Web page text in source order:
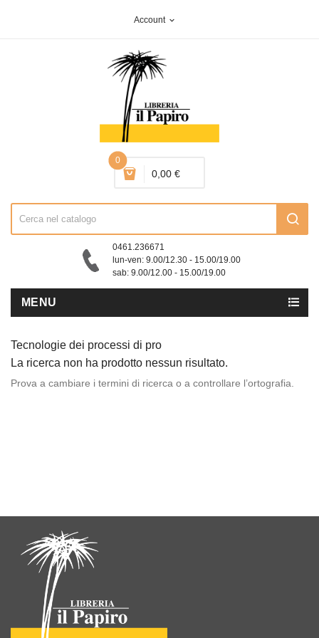
Account expand_more
0
0,00 €
0461.236671
lun-ven: 9.00/12.30 - 15.00/19.00
sab: 9.00/12.00 - 15.00/19.00
MENU
Tecnologie dei processi di pro
La ricerca non ha prodotto nessun risultato.
Prova a cambiare i termini di ricerca o a controllare l’ortografia.